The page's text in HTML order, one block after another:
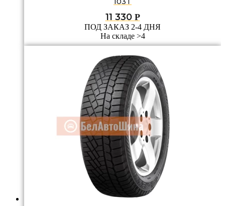
11 330 Р
ПОД ЗАКАЗ 2-4 ДНЯ
На складе >4